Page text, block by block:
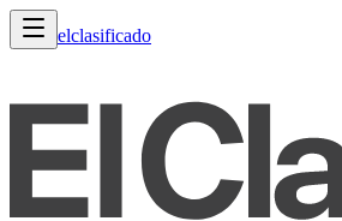
elclasificado